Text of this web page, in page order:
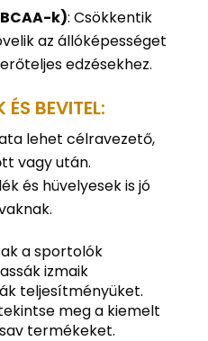
k): Csökkentik
az állóképességet
edzésekhez.
ÉS BEVITEL:
lehet célravezető,
vagy után.
és hüvelyesek is jó
a sportolók
izmaik
teljesítményüket.
meg a kiemelt
termékeket.